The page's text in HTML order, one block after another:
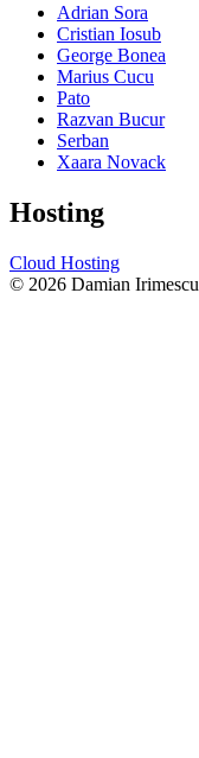
Adrian Sora
Cristian Iosub
George Bonea
Marius Cucu
Pato
Razvan Bucur
Serban
Xaara Novack
Hosting
Cloud Hosting
© 2026 Damian Irimescu